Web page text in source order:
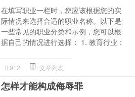
在填写职业一栏时，您应该根据您的实
际情况来选择合适的职业名称。以下是
一些常见的职业分类和示例，您可以根
据自己的情况进行选择： 1. 教育行业：
912 文章列表
怎样才能构成侮辱罪